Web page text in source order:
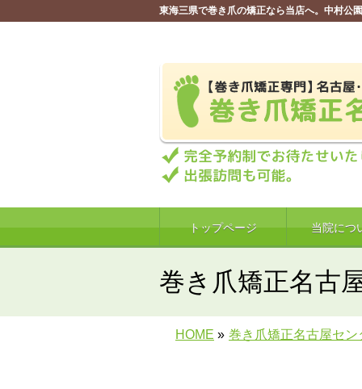
東海三県で巻き爪の矯正なら当店へ。中村公
トップページ 当院につ
巻き爪矯正名古
HOME » 巻き爪矯正名古屋セン